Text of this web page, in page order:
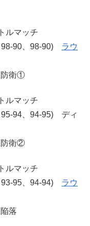
ルマッチ
90、98-90) ラウ
防衛①
ルマッチ
94、94-95) ディ
防衛②
ルマッチ
95、94-94) ラウ
落